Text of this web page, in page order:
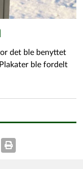
det ble benyttet
ble fordelt